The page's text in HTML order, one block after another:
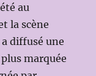
au
la scène
diffusé une
marquée